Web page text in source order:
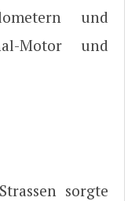
und
Motor und
sorgte